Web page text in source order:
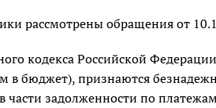
рассмотрены обращения от
кодекса Российской
в бюджет), признаются
части задолженности по